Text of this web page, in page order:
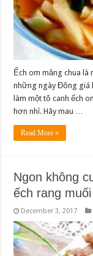
Ếch om măng chua
những ngày Đông giá
làm một tô canh ếch
hơn nhỉ. Hãy mau …
Read More »
Ngon không
ếch rang
December 3, 2017